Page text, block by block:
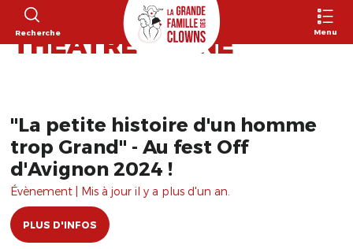
Recherche Menu
739 RÉSULTATS POUR
"THEATRE FAUNE"
"La petite histoire d'un homme
trop Grand" - Au fest Off
d'Avignon 2024 !
Évènement | Mis à jour il y a plus d'un an.
PLUS D'INFOS